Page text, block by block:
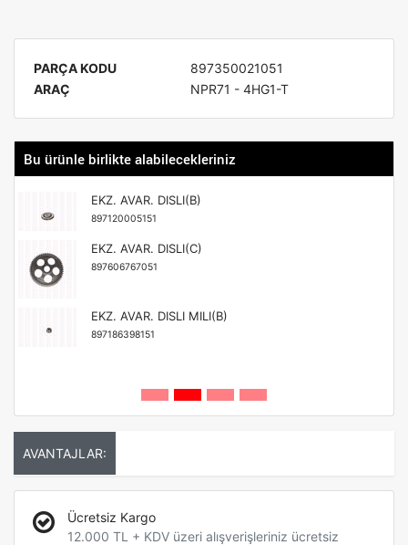
PARÇA KODU
897350021051
ARAÇ
NPR71 - 4HG1-T
Bu ürünle birlikte alabilecekleriniz
EKZ. AVAR. DISLI(B)
897120005151
EKZ. AVAR. DISLI(C)
897606767051
EKZ. AVAR. DISLI MILI(B)
897186398151
AVANTAJLAR:
Ücretsiz Kargo
12.000 TL + KDV üzeri alışverişleriniz ücretsiz